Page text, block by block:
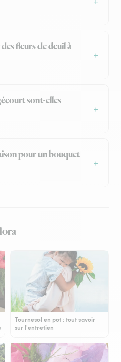
fleurs de deuil à
sont-elles
pour un bouquet
Tournesol en pot : tout savoir
sur l'entretien